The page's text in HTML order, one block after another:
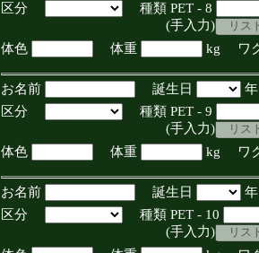
区分
種類 PET - 8
(手入力)
体色
体重 kg ワ
お名前 誕生日
区分
種類 PET - 9
(手入力)
体色
体重 kg ワ
お名前 誕生日
区分
種類 PET - 10
(手入力)